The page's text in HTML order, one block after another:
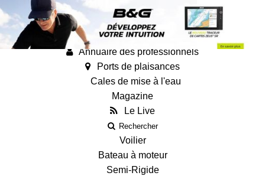
Annonces
Guides
Fiches techniques des bateaux
Annuaire des professionnels
Ports de plaisances
Cales de mise à l'eau
Magazine
Le Live
Rechercher
Voilier
Bateau à moteur
Semi-Rigide